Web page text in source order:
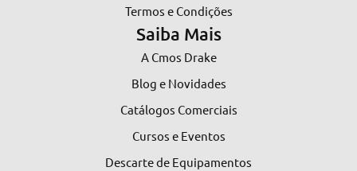
Termos e Condições
Saiba Mais
A Cmos Drake
Blog e Novidades
Catálogos Comerciais
Cursos e Eventos
Descarte de Equipamentos